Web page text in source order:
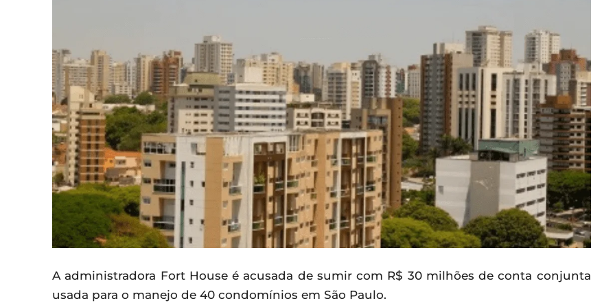
A administradora Fort House é acusada de sumir com R$ 30 milhões de conta conjunta
usada para o manejo de 40 condomínios em São Paulo.